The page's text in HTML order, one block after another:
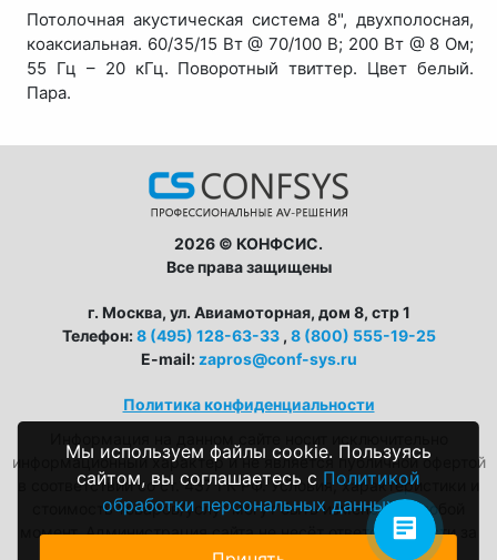
Потолочная акустическая система 8", двухполосная,
коаксиальная. 60/35/15 Вт @ 70/100 В; 200 Вт @ 8 Ом;
55 Гц – 20 кГц. Поворотный твиттер. Цвет белый.
Пара.
2026 © КОНФСИС.
Все права защищены
г. Москва, ул. Авиамоторная, дом 8, стр 1
Телефон:8 (495) 128-63-33 , 8 (800) 555-19-25
E-mail: zapros@conf-sys.ru
Политика конфиденциальности
информационный характер и не является публичной офертой
в соответствии со ст. 437 ГК РФ. Условия, характеристики и
стоимость товаров/услуг могут быть изменены в любой
момент. Администрация сайта не несёт ответственности за
возможные неточности в описаниях.
Мы используем файлы cookie. Пользуясь
сайтом, вы соглашаетесь с Политикой
обработки персональных данных